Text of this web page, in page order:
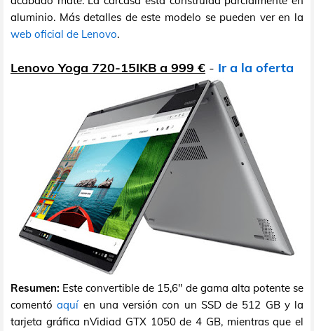
aluminio. Más detalles de este modelo se pueden ver en la
web oficial de Lenovo.
Lenovo Yoga 720-15IKB a 999 € - Ir a la oferta
Resumen: Este convertible de 15,6" de gama alta potente se
comentóaquí en una versión con un SSD de 512 GB y la
tarjeta gráfica nVidiad GTX 1050 de 4 GB, mientras que el